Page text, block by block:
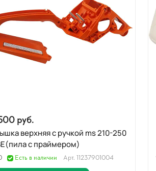
руб.
верхняя с ручкой ms 210-250
с праймером)
Есть в наличии Арт. 11237901004